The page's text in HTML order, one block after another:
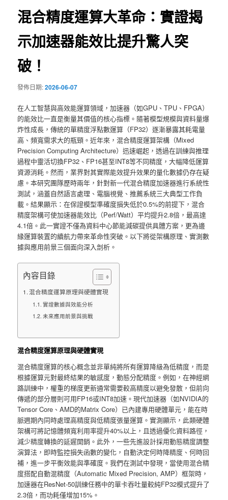
混合精度運算大革命：實證揭
示加速器能效比提升驚人突
破！
發佈日期:2026-06-07
在人工智慧與高效能運算領域，加速器（如GPU、TPU、FPGA）
的能效比一直是衡量其價值的核心指標。隨著模型規模與資料量爆
炸性成長，傳統的單精度浮點數運算（FP32）逐漸暴露其耗電量
高、頻寬需求大的瓶頸。近年來，混合精度運算架構（Mixed
Precision Computing Architecture）迅速崛起，透過在訓練與推理
過程中靈活切換FP32、FP16甚至INT8等不同精度，大幅降低運算
資源消耗。然而，業界對其實際能效提升效果的量化數據仍存在疑
慮。本研究團隊歷時兩年，針對新一代混合精度加速器進行系統性
測試，涵蓋自然語言處理、電腦視覺、推薦系統三大典型工作負
載。結果顯示：在保證模型準確度損失低於0.5%的前提下，混合
精度架構可使加速器能效比（Perf/Watt）平均提升2.8倍，最高達
4.1倍。此一實證不僅為資料中心節能減碳提供具體方案，更為邊
緣運算裝置的續航力帶來革命性突破。以下將從架構原理、實測數
據與應用前景三個面向深入剖析。
內容目錄
混合精度運算原理與硬體實現
實證數據與效能分析
未來應用前景與挑戰
混合精度運算原理與硬體實現
混合精度運算的核心概念並非單純將所有運算降級為低精度，而是
根據運算元對最終結果的敏感度，動態分配精度。例如，在神經網
路訓練中，權重的梯度更新通常需要較高精度以避免發散，但前向
傳遞的部分層則可用FP16或INT8加速。現代加速器（如NVIDIA的
Tensor Core、AMD的Matrix Core）已內建專用硬體單元，能在時
脈週期內同時處理高精度與低精度張量運算。實測顯示，此類硬體
架構可將記憶體頻寬利用率提升40%以上，且透過優化資料路徑，
減少精度轉換的延遲開銷。此外，一些先進設計採用動態精度調整
演算法，即時監控損失函數的變化，自動決定何時降精度、何時回
補，進一步平衡效能與準確度。我們在測試中發現，當使用混合精
度搭配自動混精度（Automatic Mixed Precision, AMP）框架時，
加速器在ResNet-50訓練任務中的單卡吞吐量較純FP32模式提升了
2.3倍，而功耗僅增加15%。